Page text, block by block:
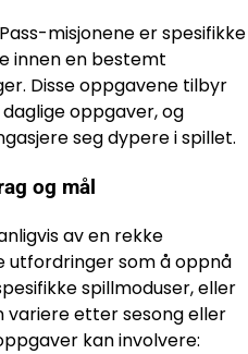
misjonene er spesifikke
innen en bestemt
Disse oppgavene tilbyr
oppgaver, og
seg dypere i spillet.
og mål
av en rekke
utfordringer som å oppnå
spillmoduser, eller
variere etter sesong eller
kan involvere: